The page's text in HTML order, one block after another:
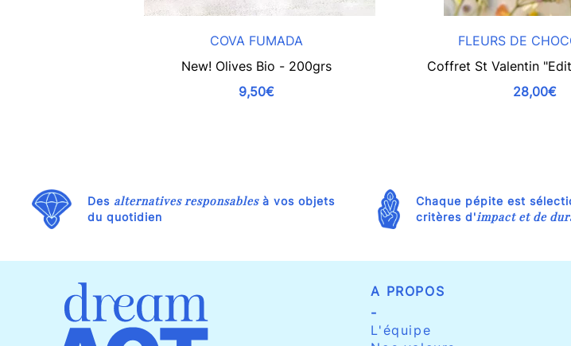
COVA FUMADA
New! Olives Bio - 200grs
9,50€
FLEURS DE
Coffret St Valentin
28,00€
Des alternatives responsablesà vos objets
du quotidien
Chaque pépite est
critères d'impact et de
A PROPOS
-
L'équipe